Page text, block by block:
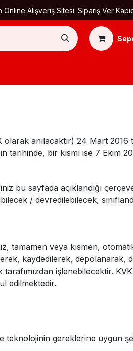
Online Alışveriş Sitesi. Sipariş Ver
anılacaktır) 24 Mart
tarihinde, bir kısmı ise 7 Ekim
bu sayfada açıklandığı
/ devredilebilecek,
tamamen veya kısmen,
kaydedilerek, depolanarak,
işlenebilecektir.
edilmektedir.
teknolojinin gereklerine uygun